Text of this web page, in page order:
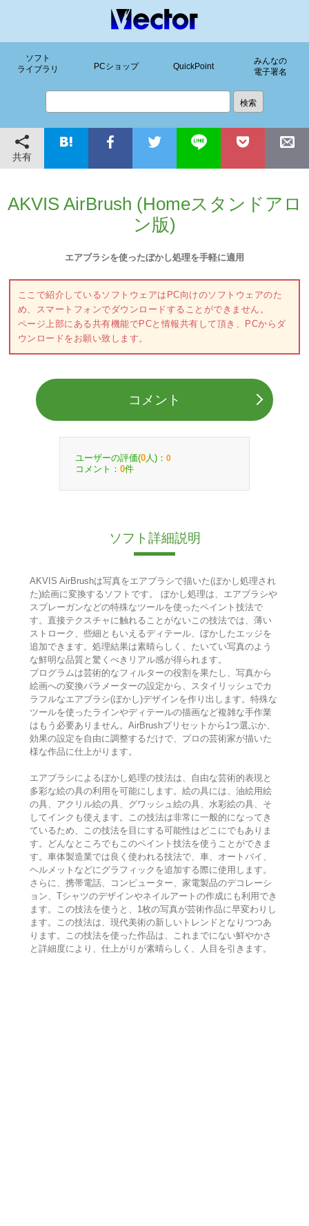
ソフト
ライブラリ
PCショップ QuickPoint
みんなの
電子署名
共有
AKVIS AirBrush (Homeスタンドアロ
ン版)
エアブラシを使ったぼかし処理を手軽に適用
ここで紹介しているソフトウェアはPC向けのソフトウェアのた
め、スマートフォンでダウンロードすることができません。
ページ上部にある共有機能でPCと情報共有して頂き、PCからダ
ウンロードをお願い致します。
コメント
ユーザーの評価(0 人)： 0
コメント： 0件
ソフト詳細説明
AKVIS AirBrushは写真をエアブラシで描いた(ぼかし処理され
た)絵画に変換するソフトです。 ぼかし処理は、エアブラシや
スプレーガンなどの特殊なツールを使ったペイント技法で
す。直接テクスチャに触れることがないこの技法では、薄い
ストローク、些細ともいえるディテール、ぼかしたエッジを
追加できます。処理結果は素晴らしく、たいてい写真のよう
な鮮明な品質と驚くべきリアル感が得られます。
プログラムは芸術的なフィルターの役割を果たし、写真から
絵画への変換パラメーターの設定から、スタイリッシュでカ
ラフルなエアブラシ(ぼかし)デザインを作り出します。特殊な
ツールを使ったラインやディテールの描画など複雑な手作業
はもう必要ありません。AirBrushプリセットから1つ選ぶか、
効果の設定を自由に調整するだけで、プロの芸術家が描いた
様な作品に仕上がります。
エアブラシによるぼかし処理の技法は、自由な芸術的表現と
多彩な絵の具の利用を可能にします。絵の具には、油絵用絵
の具、アクリル絵の具、グワッシュ絵の具、水彩絵の具、そ
してインクも使えます。この技法は非常に一般的になってき
ているため、この技法を目にする可能性はどこにでもありま
す。どんなところでもこのペイント技法を使うことができま
す。車体製造業では良く使われる技法で、車、オートバイ、
ヘルメットなどにグラフィックを追加する際に使用します。
さらに、携帯電話、コンピューター、家電製品のデコレーシ
ョン、Tシャツのデザインやネイルアートの作成にも利用でき
ます。この技法を使うと、1枚の写真が芸術作品に早変わりし
ます。この技法は、現代美術の新しいトレンドとなりつつあ
ります。この技法を使った作品は、これまでにない鮮やかさ
と詳細度により、仕上がりが素晴らしく、人目を引きます。